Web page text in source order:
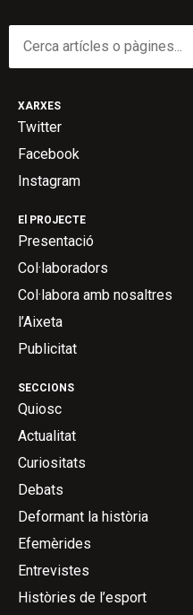
SECCIONS
Quiosc
Actualitat
Curiositats
Debats
Deformant la història
Efemèrides
Entrevistes
Històries de l’esport
El PROJECTE
Presentació
Col·laboradors
Col·labora amb nosaltres
l’Aixeta
Publicitat
XARXES
Twitter
Facebook
Instagram